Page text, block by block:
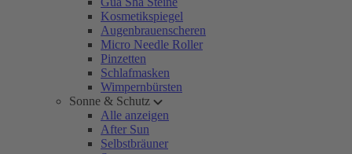
Kosmetikspiegel
Augenbrauenscheren
Micro Needle Roller
Pinzetten
Schlafmasken
Wimpernbürsten
Sonne & Schutz
Alle anzeigen
After Sun
Selbstbräuner